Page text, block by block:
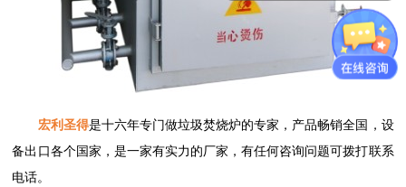
宏利圣得是十六年专门做垃圾焚烧炉的专家，产品畅销全国，设
备出口各个国家，是一家有实力的厂家，有任何咨询问题可拨打联系
电话。